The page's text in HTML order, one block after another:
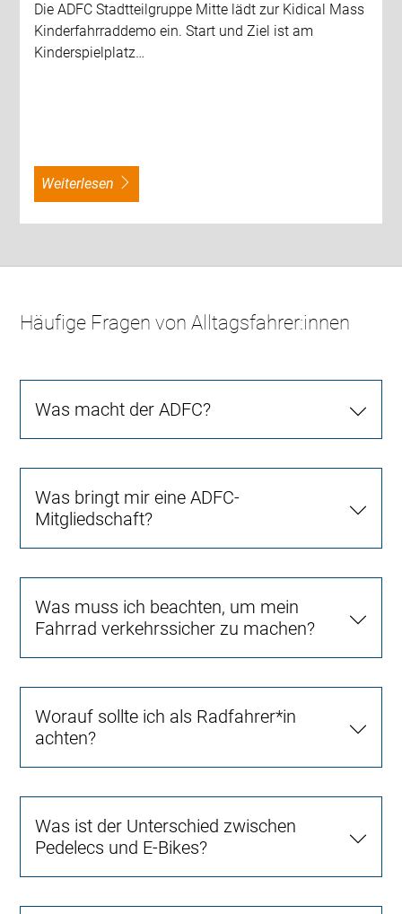
Die ADFC Stadtteilgruppe Mitte lädt zur Kidical Mass
Kinderfahrraddemo ein. Start und Ziel ist am
Kinderspielplatz…
weiterlesen
Häufige Fragen von Alltagsfahrer:innen
Was macht der ADFC?
Was bringt mir eine ADFC-
Mitgliedschaft?
Was muss ich beachten, um mein
Fahrrad verkehrssicher zu machen?
Worauf sollte ich als Radfahrer*in
achten?
Was ist der Unterschied zwischen
Pedelecs und E-Bikes?